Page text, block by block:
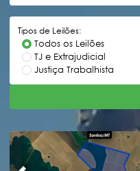
Tipos de Leilões:
Todos os Leilões
TJ e Extrajudicial
Justiça Trabalhista